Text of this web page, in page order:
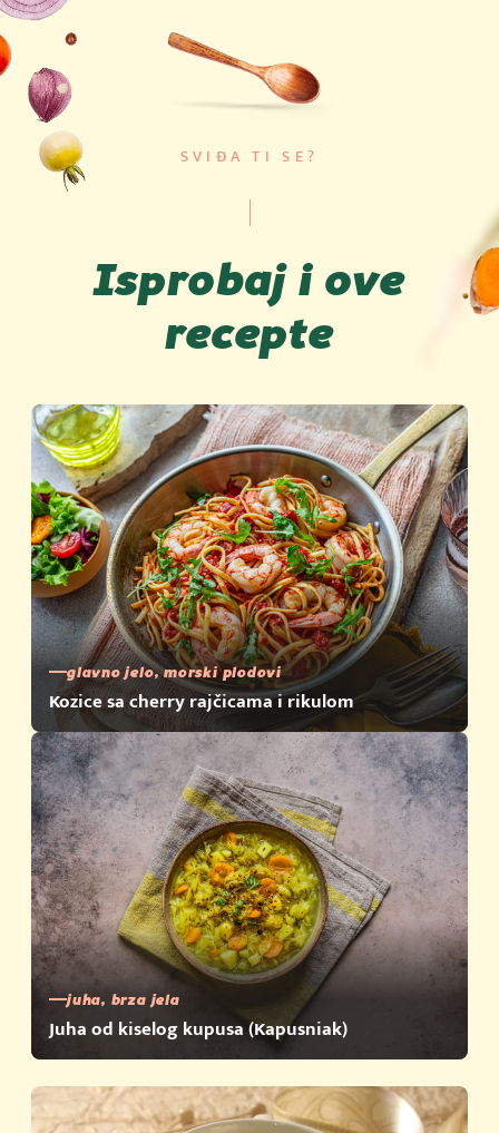
SVIĐA TI SE?
Isprobaj i ove
recepte
glavno jelo, morski plodovi
Kozice sa cherry rajčicama i rikulom
juha, brza jela
Juha od kiselog kupusa (Kapusniak)